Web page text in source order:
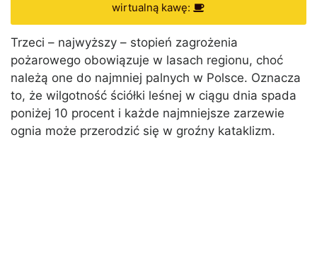
wirtualną kawę:
Trzeci – najwyższy – stopień zagrożenia
pożarowego obowiązuje w lasach regionu, choć
należą one do najmniej palnych w Polsce. Oznacza
to, że wilgotność ściółki leśnej w ciągu dnia spada
poniżej 10 procent i każde najmniejsze zarzewie
ognia może przerodzić się w groźny kataklizm.